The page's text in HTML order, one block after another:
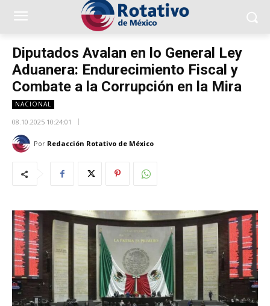
Diputados Avalan en lo General Ley
Aduanera: Endurecimiento Fiscal y
Combate a la Corrupción en la Mira
NACIONAL
08.10.2025 10:24:01
Por Redacción Rotativo de México